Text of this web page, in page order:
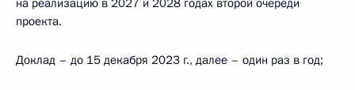
на реализацию в 2027 и 2028 годах второй очереди
проекта.
Доклад – до 15 декабря 2023 г., далее – один раз в год;